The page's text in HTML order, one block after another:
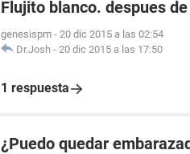
Flujito blanco. despues
genesispm - 20 dic 2015 a las 02:54
Dr.Josh - 20 dic 2015 a las 17:50
1 respuesta
¿Puedo quedar